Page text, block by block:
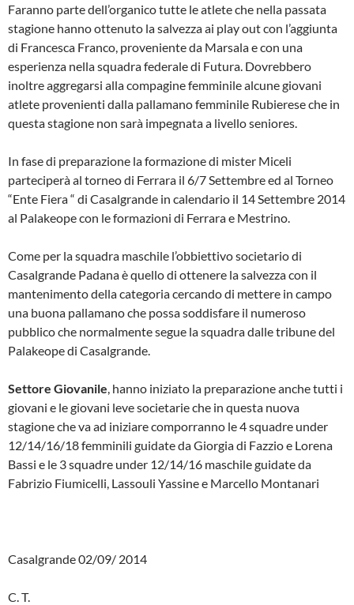
Faranno parte dell’organico tutte le atlete che nella passata
stagione hanno ottenuto la salvezza ai play out con l’aggiunta
di Francesca Franco, proveniente da Marsala e con una
esperienza nella squadra federale di Futura. Dovrebbero
inoltre aggregarsi alla compagine femminile alcune giovani
atlete provenienti dalla pallamano femminile Rubierese che in
questa stagione non sarà impegnata a livello seniores.
In fase di preparazione la formazione di mister Miceli
parteciperà al torneo di Ferrara il 6/7 Settembre ed al Torneo
“Ente Fiera “ di Casalgrande in calendario il 14 Settembre 2014
al Palakeope con le formazioni di Ferrara e Mestrino.
Come per la squadra maschile l’obbiettivo societario di
Casalgrande Padana è quello di ottenere la salvezza con il
mantenimento della categoria cercando di mettere in campo
una buona pallamano che possa soddisfare il numeroso
pubblico che normalmente segue la squadra dalle tribune del
Palakeope di Casalgrande.
Settore Giovanile, hanno iniziato la preparazione anche tutti i
giovani e le giovani leve societarie che in questa nuova
stagione che va ad iniziare comporranno le 4 squadre under
12/14/16/18 femminili guidate da Giorgia di Fazzio e Lorena
Bassi e le 3 squadre under 12/14/16 maschile guidate da
Fabrizio Fiumicelli, Lassouli Yassine e Marcello Montanari
Casalgrande 02/09/ 2014
C. T.